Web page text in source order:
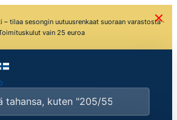
– tilaa sesongin uutuusrenkaat suoraan varastosta ·
vain 25 euroa